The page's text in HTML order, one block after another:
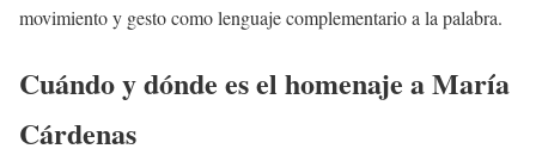
movimiento y gesto como lenguaje complementario a la palabra.
Cuándo y dónde es el homenaje a María
Cárdenas